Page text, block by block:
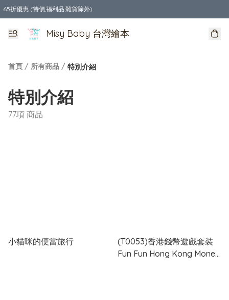
65折優惠 (特價,福利品,雜貨除外)
全店購物滿$550，免運費
Misy Baby 台灣繪本
首頁 / 所有商品 / 特別介紹
特別介紹
77項 商品
小貓咪的便當旅行
(T0053)香港錢幣遊戲套裝
Fun Fun Hong Kong Money